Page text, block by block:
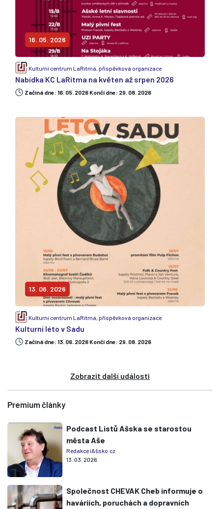
16. 05. 2026
Kulturní centrum LaRitma, příspěvková organizace
Nabídka KC LaRitma na květen až srpen 2026
Začiná dne: 16. 05. 2026 Končí dne: 29. 08. 2026
13. 06. 2026
Kulturní centrum LaRitma, příspěvková organizace
Kulturní léto v Sadu
Začiná dne: 13. 06. 2026 Končí dne: 29. 08. 2026
Zobrazit další události
Premium články
Podcast Listů Ašska se starostou
města Aše
Redakce iAšsko.cz
13. 03. 2026
Společnost CHEVAK Cheb informuje o
haváriích, poruchách a dopravních